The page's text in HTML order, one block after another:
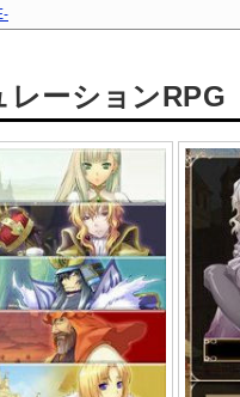
ーションRPG